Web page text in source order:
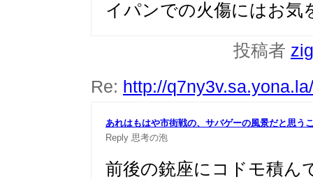
イパンでの火傷にはお気
投稿者
Re: http://
あれはもはや市街戦の、サバゲーの風景だと思う
Reply 思考の泡
前後の銃座にコドモ積ん